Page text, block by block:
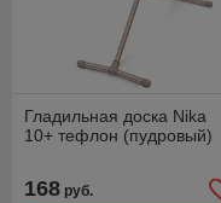
Гладильная доска Nika
10+ тефлон (пудровый)
168 руб.